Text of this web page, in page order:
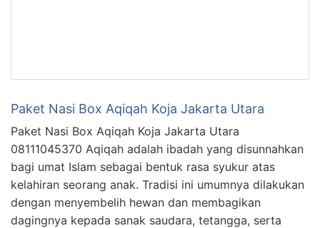
Paket Nasi Box Aqiqah Koja Jakarta Utara
Paket Nasi Box Aqiqah Koja Jakarta Utara
08111045370 Aqiqah adalah ibadah yang disunnahkan
bagi umat Islam sebagai bentuk rasa syukur atas
kelahiran seorang anak. Tradisi ini umumnya dilakukan
dengan menyembelih hewan dan membagikan
dagingnya kepada sanak saudara, tetangga, serta